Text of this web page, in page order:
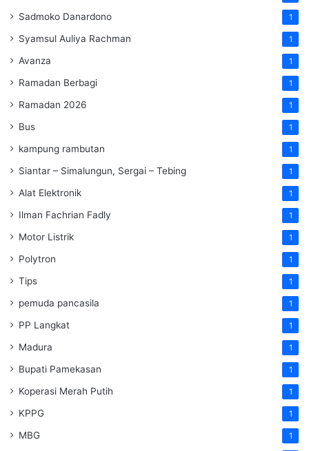
Sadmoko Danardono 1
Syamsul Auliya Rachman 1
Avanza 1
Ramadan Berbagi 1
Ramadan 2026 1
Bus 1
kampung rambutan 1
Siantar – Simalungun, Sergai – Tebing 1
Alat Elektronik 1
Ilman Fachrian Fadly 1
Motor Listrik 1
Polytron 1
Tips 1
pemuda pancasila 1
PP Langkat 1
Madura 1
Bupati Pamekasan 1
Koperasi Merah Putih 1
KPPG 1
MBG 1